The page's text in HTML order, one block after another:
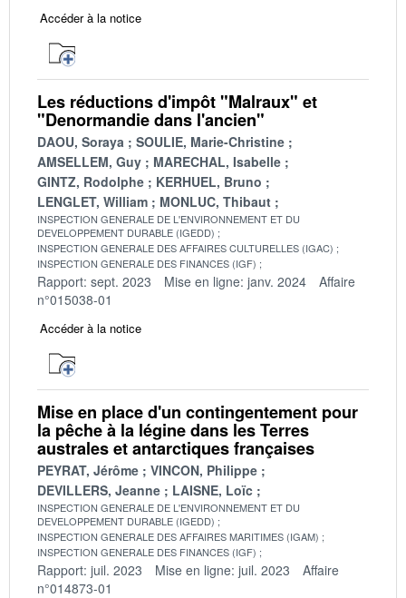
Accéder à la notice
Les réductions d'impôt "Malraux" et
"Denormandie dans l'ancien"
DAOU, Soraya
SOULIE, Marie-Christine
AMSELLEM, Guy
MARECHAL, Isabelle
GINTZ, Rodolphe
KERHUEL, Bruno
LENGLET, William
MONLUC, Thibaut
INSPECTION GENERALE DE L'ENVIRONNEMENT ET DU
DEVELOPPEMENT DURABLE (IGEDD)
INSPECTION GENERALE DES AFFAIRES CULTURELLES (IGAC)
INSPECTION GENERALE DES FINANCES (IGF)
Rapport: sept. 2023 Mise en ligne: janv. 2024
Affaire
n°015038-01
Accéder à la notice
Mise en place d'un contingentement pour
la pêche à la légine dans les Terres
australes et antarctiques françaises
PEYRAT, Jérôme
VINCON, Philippe
DEVILLERS, Jeanne
LAISNE, Loïc
INSPECTION GENERALE DE L'ENVIRONNEMENT ET DU
DEVELOPPEMENT DURABLE (IGEDD)
INSPECTION GENERALE DES AFFAIRES MARITIMES (IGAM)
INSPECTION GENERALE DES FINANCES (IGF)
Rapport: juil. 2023 Mise en ligne: juil. 2023
Affaire
n°014873-01